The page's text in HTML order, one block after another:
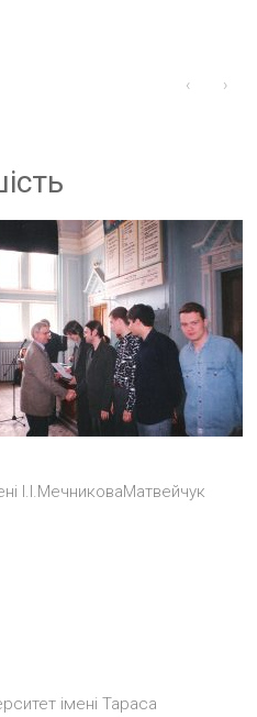
‹ ›
І.І.МечниковаМатвейчук
імені Тараса